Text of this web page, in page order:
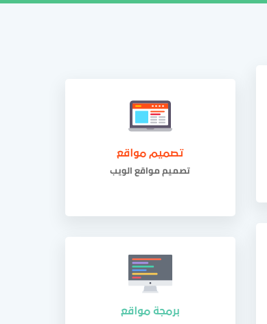
تصميم مواقع
تصميم مواقع الويب
برمجة مواقع